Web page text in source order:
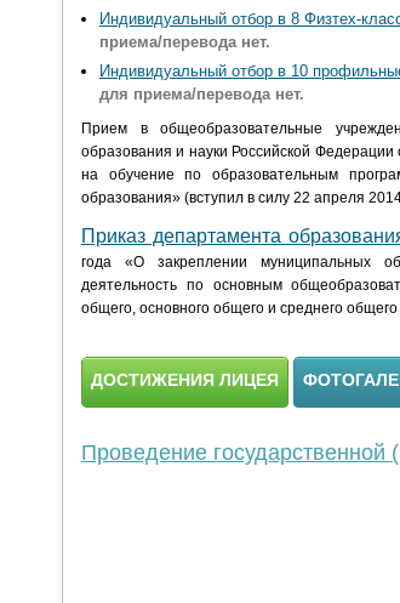
Индивидуальный отбор в 8 Физтех-
приема/перевода нет.
Индивидуальный отбор в 10
для приема/перевода нет.
Прием в общеобразовательные
образования и науки Российской
на обучение по образовательным
образования» (вступил в силу 22 апреля 2014
Приказ департамента
года «О закреплении муниципальных
деятельность по основным
общего, основного общего и среднего
ДОСТИЖЕНИЯ ЛИЦЕЯ
Проведение государственной